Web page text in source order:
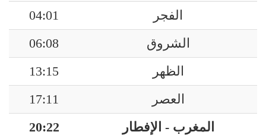
الفجر
04:01
الشروق
06:08
الظهر
13:15
العصر
17:11
المغرب - الإفطار
20:22